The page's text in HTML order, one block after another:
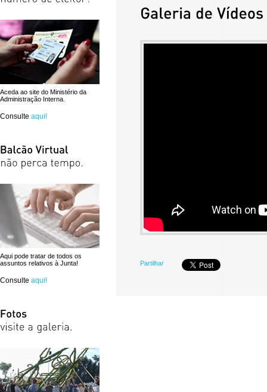
Aceda ao site do Ministério da
Administração Interna.
Consulte aqui!
Aqui pode tratar de todos os
assuntos relativos à Junta!
Consulte aqui!
Partilhar